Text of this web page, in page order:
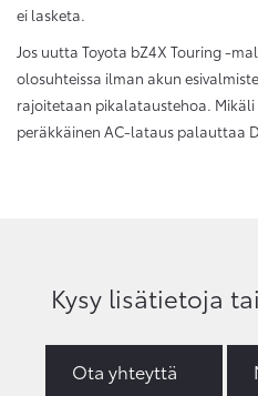
ei lasketa.
Jos uutta Toyota bZ4X Touring -
olosuhteissa ilman akun
rajoitetaan pikalataustehoa.
peräkkäinen AC-lataus palauttaa
Kysy lisätietoja
Ota yhteyttä